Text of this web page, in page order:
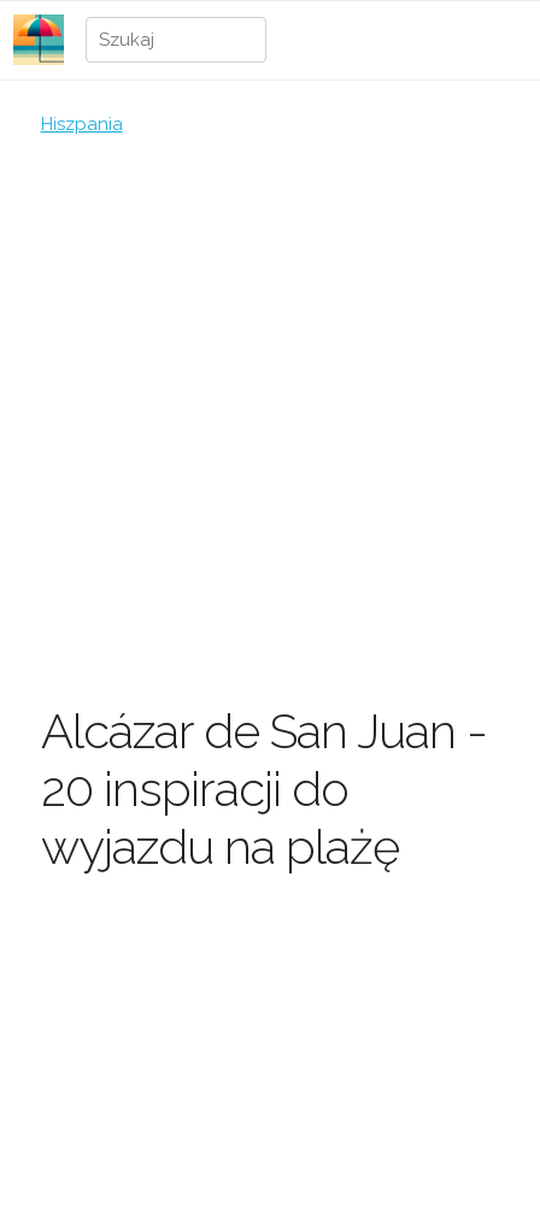
Hiszpania
Alcázar de San Juan -
20 inspiracji do
wyjazdu na plażę